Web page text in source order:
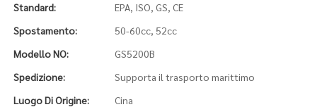
Standard:
EPA, ISO, GS, CE
Spostamento:
50-60cc, 52cc
Modello NO:
GS5200B
Spedizione:
Supporta il trasporto marittimo
Luogo Di Origine:
Cina